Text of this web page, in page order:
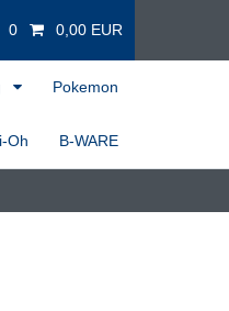
0 0,00 EUR
Pokemon
Oh B-WARE